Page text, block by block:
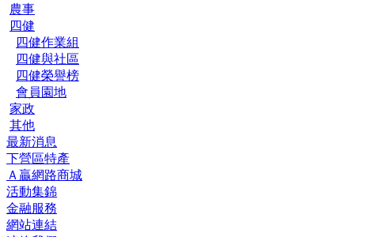
農事
四健
四健作業組
四健與社區
四健榮譽榜
會員園地
家政
其他
最新消息
下營區特產
Ａ贏網路商城
活動集錦
金融服務
網站連結